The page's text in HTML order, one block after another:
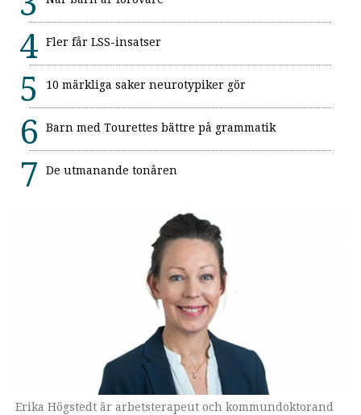
Fler får LSS-insatser
10 märkliga saker neurotypiker gör
Barn med Tourettes bättre på grammatik
De utmanande tonåren
Erika Högstedt är arbetsterapeut och kommundoktorand